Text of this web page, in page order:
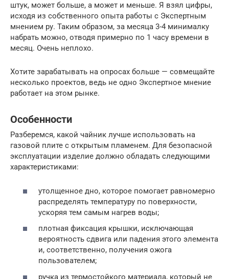
штук, может больше, а может и меньше. Я взял цифры,
исходя из собственного опыта работы с Экспертным
мнением ру. Таким образом, за месяца 3-4 минималку
набрать можно, отводя примерно по 1 часу времени в
месяц. Очень неплохо.
Хотите зарабатывать на опросах больше — совмещайте
несколько проектов, ведь не одно Экспертное мнение
работает на этом рынке.
Особенности
Разберемся, какой чайник лучше использовать на
газовой плите с открытым пламенем. Для безопасной
эксплуатации изделие должно обладать следующими
характеристиками:
утолщенное дно, которое помогает равномерно
распределять температуру по поверхности,
ускоряя тем самым нагрев воды;
плотная фиксация крышки, исключающая
вероятность сдвига или падения этого элемента
и, соответственно, получения ожога
пользователем;
ручка из термостойкого материала, который не